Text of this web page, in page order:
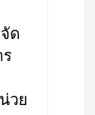
ด
วย